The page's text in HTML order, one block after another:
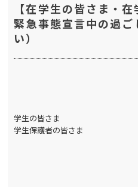
【在学生の皆さま・
緊急事態宣言中の過
い）
学生の皆さま
学生保護者の皆さま